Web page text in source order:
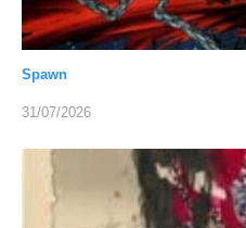
Spawn
31/07/2026